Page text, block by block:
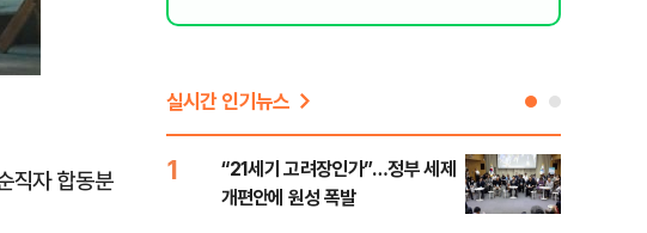
직자 합동분
실시간 인기뉴스
1
“21세기 고려장인가”…정부 세제
개편안에 원성 폭발